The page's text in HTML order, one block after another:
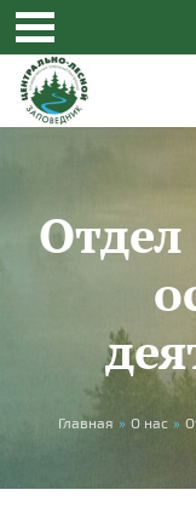
Перейти к основному
Отдел
Вы здесь
Главная » О нас »